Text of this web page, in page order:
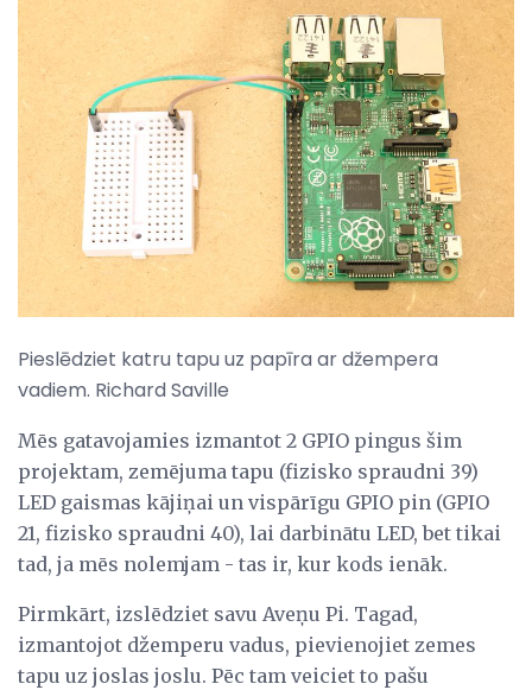
Pieslēdziet katru tapu uz papīra ar džempera
vadiem. Richard Saville
Mēs gatavojamies izmantot 2 GPIO pingus šim
projektam, zemējuma tapu (fizisko spraudni 39)
LED gaismas kājiņai un vispārīgu GPIO pin (GPIO
21, fizisko spraudni 40), lai darbinātu LED, bet tikai
tad, ja mēs nolemjam - tas ir, kur kods ienāk.
Pirmkārt, izslēdziet savu Aveņu Pi. Tagad,
izmantojot džemperu vadus, pievienojiet zemes
tapu uz joslas joslu. Pēc tam veiciet to pašu